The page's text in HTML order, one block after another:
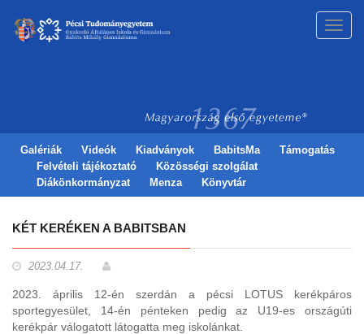
Galériák Videók Kiadványok BabitsMa
Támogatás
Felvételi tájékoztató
Közösségi szolgálat
Diákönkormányzat
Menza Könyvtár
KÉT KERÉKEN A BABITSBAN
2023.04.17.
2023. április 12-én szerdán a pécsi LOTUS kerékpáros
sportegyesület, 14-én pénteken pedig az U19-es országúti
kerékpár válogatott látogatta meg iskolánkat.